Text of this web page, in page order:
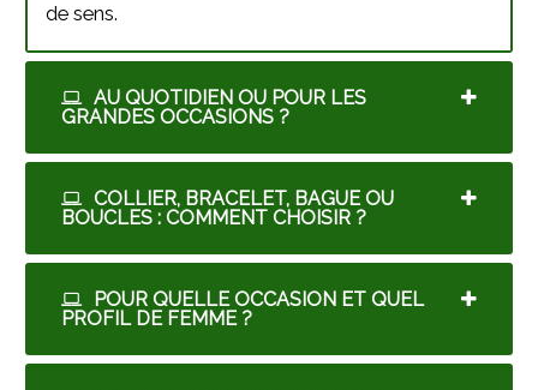
de sens.
AU QUOTIDIEN OU POUR LES
GRANDES OCCASIONS ?
COLLIER, BRACELET, BAGUE OU
BOUCLES : COMMENT CHOISIR ?
POUR QUELLE OCCASION ET QUEL
PROFIL DE FEMME ?